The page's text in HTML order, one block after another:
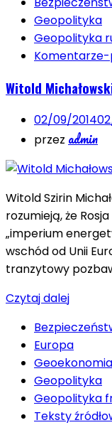
Geopolityka
Geopolityka
Witold
02/09/2014
przez admin
Witold Szirin
rozumieją, że
„imperium
wschód od Unii
tranzytowy
Czytaj dalej
Europa
Geoekonomia
Geopolityka
Geopolityka
Teksty